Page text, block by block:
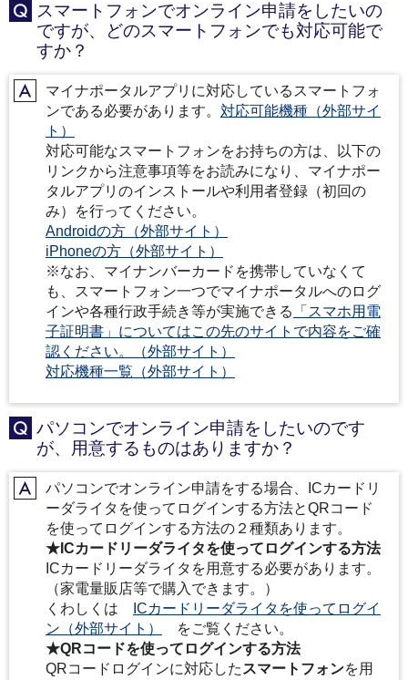
Q
スマートフォンでオンライン申請をしたいの
ですが、どのスマートフォンでも対応可能で
すか？
Aマイナポータルアプリに対応しているスマートフォ
ンである必要があります。 対応可能機種（外部サイ
ト）
対応可能なスマートフォンをお持ちの方は、以下の
リンクから注意事項等をお読みになり、マイナポー
タルアプリのインストールや利用者登録（初回の
み）を行ってください。
Androidの方（外部サイト）
iPhoneの方（外部サイト）
※なお、マイナンバーカードを携帯していなくて
も、スマートフォン一つでマイナポータルへのログ
インや各種行政手続き等が実施できる
「スマホ用電
子証明書」についてはこの先のサイトで内容をご確
認ください。（外部サイト）
対応機種一覧（外部サイト）
Q
パソコンでオンライン申請をしたいのです
が、用意するものはありますか？
Aパソコンでオンライン申請をする場合、ICカードリ
ーダライタを使ってログインする方法とQRコード
を使ってログインする方法の２種類あります。
★ICカードリーダライタを使ってログインする方法
ICカードリーダライタを用意する必要があります。
（家電量販店等で購入できます。）
くわしくは
ICカードリーダライタを使ってログイ
ン（外部サイト）
をご覧ください。
★QRコードを使ってログインする方法
QRコードログインに対応した スマートフォンを用